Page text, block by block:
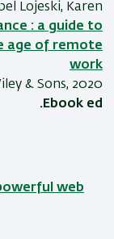
Lojeski, Karen
: a guide to
age of remote
work
& Sons, 2020.
Ebook ed.
web